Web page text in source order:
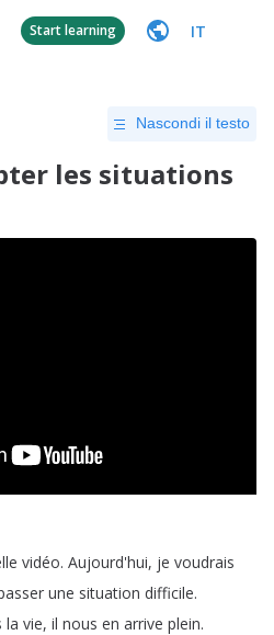
Start learning IT
Nascondi il testo
les situations
vidéo. Aujourd'hui, je voudrais
une situation difficile.
la vie, il nous en arrive plein.